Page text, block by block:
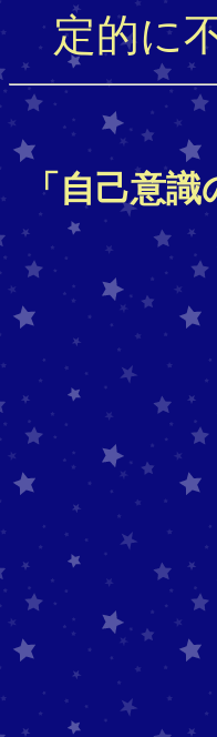
定的に
「自己